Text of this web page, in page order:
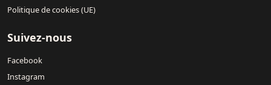
Politique de cookies (UE)
Suivez-nous
Facebook
Instagram